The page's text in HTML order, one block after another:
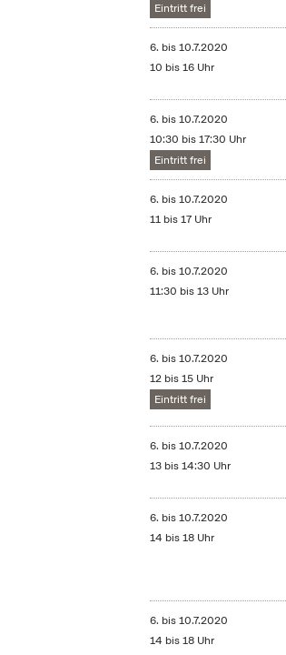
Eintritt frei
6. bis10.7.2020
10 bis 16 Uhr
6. bis10.7.2020
10:30 bis 17:30 Uhr
Eintritt frei
6. bis10.7.2020
11 bis 17 Uhr
6. bis10.7.2020
11:30 bis 13 Uhr
6. bis10.7.2020
12 bis 15 Uhr
Eintritt frei
6. bis10.7.2020
13 bis 14:30 Uhr
6. bis10.7.2020
14 bis 18 Uhr
6. bis10.7.2020
14 bis 18 Uhr